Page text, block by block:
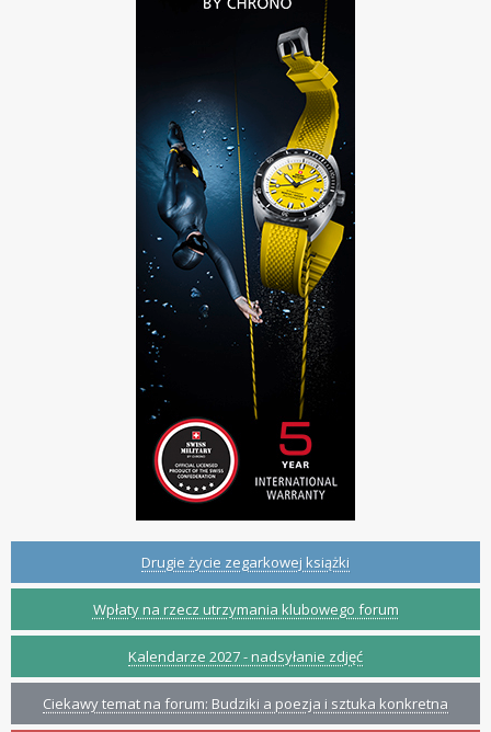
Drugie życie zegarkowej książki
Wpłaty na rzecz utrzymania klubowego forum
Kalendarze 2027 - nadsyłanie zdjęć
Ciekawy temat na forum: Budziki a poezja i sztuka konkretna